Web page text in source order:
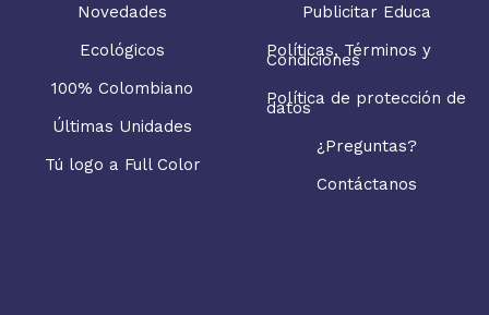
Novedades
Ecológicos
100% Colombiano
Últimas Unidades
Tú logo a Full Color
Publicitar Educa
Políticas, Términos y
Condiciones
Política de protección de
datos
¿Preguntas?
Contáctanos